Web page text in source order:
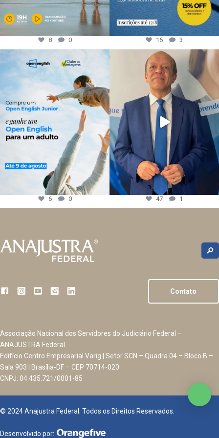
8 0 16 3
6 0 47 1
Contato
Associação Nacional dos Servidores do Judiciário Federal –
ANAJUSTRA Federal
Edifício Centro Empresarial Varig | Setor SCN – Quadra 04 – Bloco B –
Sala 903 | Brasília-DF – CEP 70714-020
CNPJ: 04.435.721/0001-85
© 2024 Anajustra Federal. Todos os Direitos Reservados.
Desenvolvido por: